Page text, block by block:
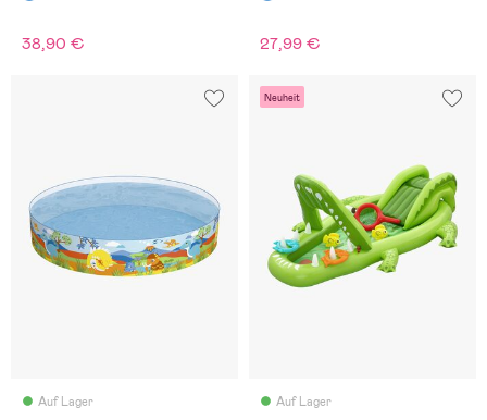
38,90 € 27,99 €
Auf Lager
Neuheit
Auf Lager